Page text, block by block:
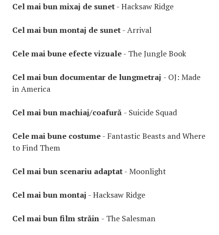
Cel mai bun mixaj de sunet- Hacksaw Ridge
Cel mai bun montaj de sunet- Arrival
Cele mai bune efecte vizuale- The Jungle Book
Cel mai bun documentar de lungmetraj - OJ: Made
in America
Cel mai bun machiaj/coafură - Suicide Squad
Cele mai bune costume- Fantastic Beasts and Where
to Find Them
Cel mai bun scenariu adaptat- Moonlight
Cel mai bun montaj - Hacksaw Ridge
Cel mai bun film străin - The Salesman